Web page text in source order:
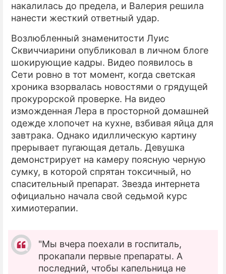
накалилась до предела, и Валерия решила
нанести жесткий ответный удар.
Возлюбленный знаменитости Луис
Сквиччиарини опубликовал в личном блоге
шокирующие кадры. Видео появилось в
Сети ровно в тот момент, когда светская
хроника взорвалась новостями о грядущей
прокурорской проверке. На видео
изможденная Лера в просторной домашней
одежде хлопочет на кухне, взбивая яйца для
завтрака. Однако идиллическую картину
прерывает пугающая деталь. Девушка
демонстрирует на камеру поясную черную
сумку, в которой спрятан токсичный, но
спасительный препарат. Звезда интернета
официально начала свой седьмой курс
химиотерапии.
"Мы вчера поехали в госпиталь,
прокапали первые препараты. А
последний, чтобы капельница не